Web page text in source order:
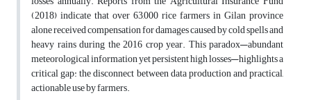
(2018) indicate that over 63,000 rice farmers in Gilan province
alone received compensation for damages caused by cold spells and
heavy rains during the 2016 crop year. This paradox—abundant
meteorological information yet persistent high losses—highlights a
critical gap: the disconnect between data production and practical,
actionable use by farmers.